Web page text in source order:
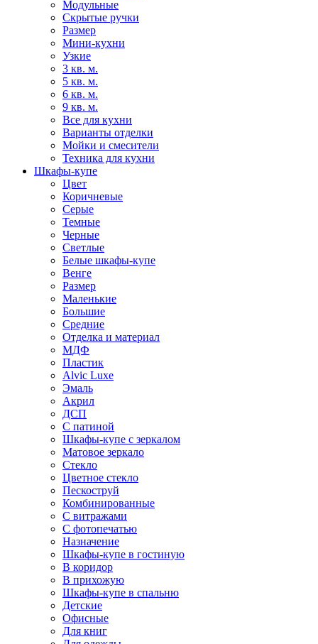
Модульные
Скрытые ручки
Размер
Мини-кухни
Узкие
3 кв. м.
5 кв. м.
6 кв. м.
9 кв. м.
Все для кухни
Варианты отделки
Мойки и смесители
Техника для кухни
Шкафы-купе
Цвет
Коричневые
Серые
Темные
Черные
Светлые
Белые шкафы-купе
Венге
Размер
Маленькие
Большие
Средние
Отделка и материал
МДФ
Пластик
Alvic Luxe
Эмаль
Акрил
ДСП
С патиной
Шкафы-купе с зеркалом
Матовое зеркало
Стекло
Цветное стекло
Пескоструй
Комбинированные
С витражами
С фотопечатью
Назначение
Шкафы-купе в гостиную
В коридор
В прихожую
Шкафы-купе в спальню
Детские
Офисные
Для книг